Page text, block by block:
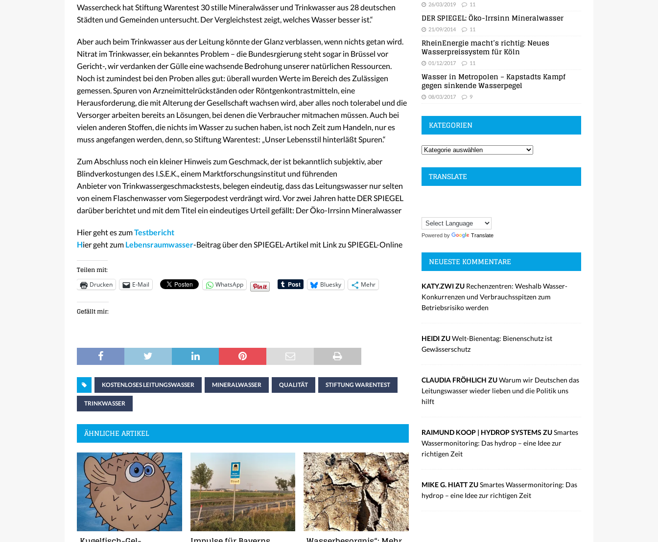
Wasser­check hat Stiftung Warentest 30 stille Mineralwässer und Trinkwasser aus 28 deutschen
Städten und Gemeinden untersucht. Der Vergleichs­test zeigt, welches Wasser besser ist.“
Aber auch beim Trinkwasser aus der Leitung könnte der Glanz verblassen, wenn nichts getan wird.
Nitrat im Trinkwasser, ein bekanntes Problem – die Bundesrgierung steht sogar in Brüssel vor
Gericht-, wir verdanken der Gülle eine wachsende Bedrohung unserer natürlichen Ressourcen.
Noch ist zumindest bei den Proben alles gut: überall wurden Werte im Bereich des Zulässigen
gemessen. Spuren von Arzneimittelrückständen oder Röntgenkontrastmitteln, eine
Herausforderung, die mit Alterung der Gesellschaft wachsen wird, aber alles noch tolerabel und die
Versorger arbeiten bereits an Lösungen, bei denen die Verbraucher mitmachen müssen. Auch bei
vielen anderen Stoffen, die nichts im Wasser zu suchen haben, ist noch Zeit zum Handeln, nur es
muss angefangen werden, denn, so Stiftung Warentest: „Unser Lebensstil hinterläßt Spuren.“
Zum Abschluss noch ein kleiner Hinweis zum Geschmack, der ist bekanntlich subjektiv, aber
Blindverkostungen des I.S.E.K., einem Marktforschungsinstitut und führenden
Anbieter von Trinkwassergeschmackstests, belegen eindeutig, dass das Leitungswasser nur selten
von einem Flaschenwasser vom Siegerpodest verdrängt wird. Vor zwei Jahren hatte DER SPIEGEL
darüber berichtet und mit dem Titel ein eindeutiges Urteil gefällt: Der Öko-Irrsinn Mineralwasser
Hier geht es zumTestbericht
Hier geht zum Lebensraumwasser-Beitrag über den SPIEGEL-Artikel mit Link zu SPIEGEL-Online
Teilen mit:
Drucken E-Mail WhatsApp Bluesky Mehr
Gefällt mir:
KOSTENLOSES LEITUNGSWASSER MINERALWASSER QUALITÄT STIFTUNG WARENTEST
TRINKWASSER
ÄHNLICHE ARTIKEL
26/03/2019 11
DER SPIEGEL: Öko-Irrsinn Mineralwasser
21/09/2014 11
RheinEnergie macht’s richtig: Neues
Wasserpreissystem für Köln
01/12/2017 11
Wasser in Metropolen – Kapstadts Kampf
gegen sinkende Wasserpegel
08/03/2017 9
KATEGORIEN
TRANSLATE
Powered by Translate
NEUESTE KOMMENTARE
KATY.ZWI ZU Rechenzentren: Weshalb Wasser-
Konkurrenzen und Verbrauchsspitzen zum
Betriebsrisiko werden
HEIDI ZUWelt-Bienentag: Bienenschutz ist
Gewässerschutz
CLAUDIA FRÖHLICH ZUWarum wir Deutschen das
Leitungswasser wieder lieben und die Politik uns
hilft
RAIMUND KOOP | HYDROP SYSTEMS ZUSmartes
Wassermonitoring: Das hydrop – eine Idee zur
richtigen Zeit
MIKE G. HIATT ZUSmartes Wassermonitoring: Das
hydrop – eine Idee zur richtigen Zeit